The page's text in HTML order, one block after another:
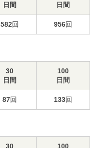
日間
日間
582回 956回
30
日間
100
日間
87回 133回
30
100